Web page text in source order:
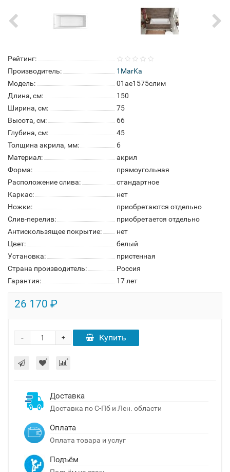
Рейтинг:
Производитель:
1MarKa
Модель:
01ае1575слим
Длина, см:
150
Ширина, см:
75
Высота, см:
66
Глубина, см:
45
Толщина акрила, мм:
6
Материал:
акрил
Форма:
прямоугольная
Расположение слива:
стандартное
Каркас:
нет
Ножки:
приобретаются отдельно
Слив-перелив:
приобретается отдельно
Антискользящее покрытие:
нет
Цвет:
белый
Установка:
пристенная
Страна производитель:
Россия
Гарантия:
17 лет
26 170 ₽
+
- Купить
Доставка
Доставка по С-Пб и Лен. области
Оплата
Оплата товара и услуг
Подъём